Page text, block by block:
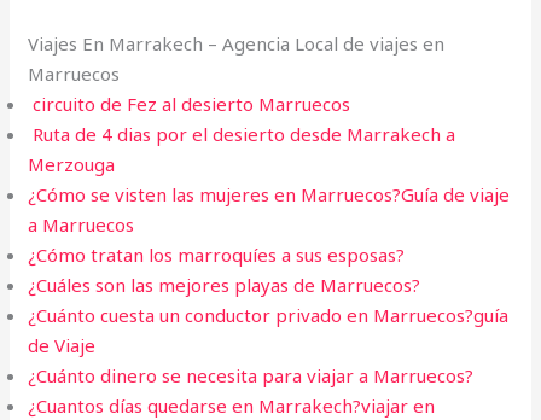
Viajes En Marrakech – Agencia Local de viajes en
Marruecos
circuito de Fez al desierto Marruecos
Ruta de 4 dias por el desierto desde Marrakech a
Merzouga
¿Cómo se visten las mujeres en Marruecos?Guía de viaje
a Marruecos
¿Cómo tratan los marroquíes a sus esposas?
¿Cuáles son las mejores playas de Marruecos?
¿Cuánto cuesta un conductor privado en Marruecos?guía
de Viaje
¿Cuánto dinero se necesita para viajar a Marruecos?
¿Cuantos días quedarse en Marrakech?viajar en